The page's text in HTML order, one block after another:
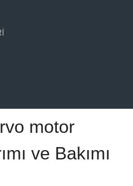
motor
ve Bakımı